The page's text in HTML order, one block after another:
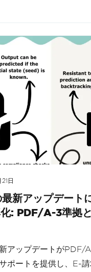
日
新アップデート
: PDF/A-3準拠
アップデートがPDF/
ポートを提供し、E-